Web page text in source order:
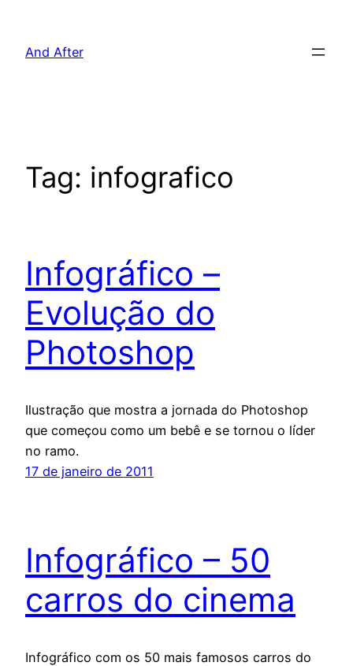
And After
Tag: infografico
Infográfico –
Evolução do
Photoshop
Ilustração que mostra a jornada do Photoshop
que começou como um bebê e se tornou o líder
no ramo.
17 de janeiro de 2011
Infográfico – 50
carros do cinema
Infográfico com os 50 mais famosos carros do